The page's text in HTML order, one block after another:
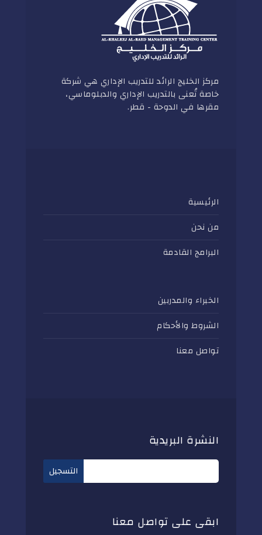
مركز الخليج الرائد للتدريب الإداري هي شركة
خاصة تُعنى بالتدريب الإداري والدبلوماسي،
مقرها في الدوحة - قطر.
الرئيسية
من نحن
البرامج القادمة
الخبراء والمدربين
الشروط والأحكام
تواصل معنا
النشرة البريدية
ابقى على تواصل معنا